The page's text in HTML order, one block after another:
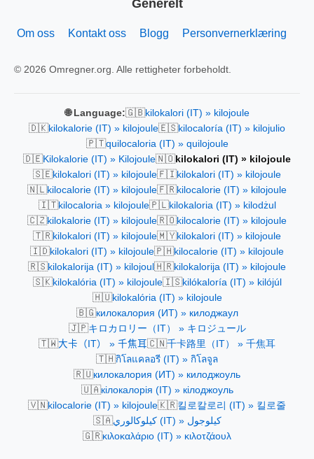
Generelt
Om oss Kontakt oss Blogg Personvernerklæring
© 2026 Omregner.org. Alle rettigheter forbeholdt.
🌐 Language:🇬🇧kilokalori (IT) » kilojoule
🇩🇰kilokalorie (IT) » kilojoule🇪🇸kilocaloría (IT) » kilojulio
🇵🇹quilocaloria (IT) » quilojoule
🇩🇪Kilokalorie (IT) » Kilojoule🇳🇴kilokalori (IT) » kilojoule
🇸🇪kilokalori (IT) » kilojoule🇫🇮kilokalori (IT) » kilojoule
🇳🇱kilocalorie (IT) » kilojoule🇫🇷kilocalorie (IT) » kilojoule
🇮🇹kilocaloria » kilojoule🇵🇱kilokaloria (IT) » kilodżul
🇨🇿kilokalorie (IT) » kilojoule🇷🇴kilocalorie (IT) » kilojoule
🇹🇷kilokalori (IT) » kilojoule🇲🇾kilokalori (IT) » kilojoule
🇮🇩kilokalori (IT) » kilojoule🇵🇭kilocalorie (IT) » kilojoule
🇷🇸kilokalorija (IT) » kilojoul 🇭🇷kilokalorija (IT) » kilojoule
🇸🇰kilokalória (IT) » kilojoule🇮🇸kilókaloría (IT) » kilójúl
🇭🇺kilokalória (IT) » kilojoule
🇧🇬килокалория (ИТ) » килоджаул
🇯🇵キロカロリー（IT） » キロジュール
🇹🇼大卡（IT） » 千焦耳 🇨🇳千卡路里（IT） » 千焦耳
🇹🇭กิโลแคลอรี (IT) » กิโลจูล
🇷🇺килокалория (ИТ) » килоджоуль
🇺🇦кілокалорія (IT) » кілоджоуль
🇻🇳kilocalorie (IT) » kilojoule🇰🇷킬로칼로리 (IT) » 킬로줄
🇸🇦 كيلوكالوري (IT) » كيلوجول
🇬🇷κιλοκαλάριο (IT) » κιλοτζάουλ